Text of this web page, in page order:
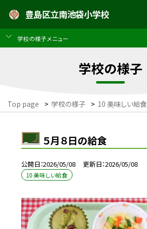
豊島区立南池袋小学校
学校の様子メニュー
学校の様子
Top page > 学校の様子 > 10 美味しい給食
５月８日の給食
公開日 2026/05/08 更新日 2026/05/08
10 美味しい給食